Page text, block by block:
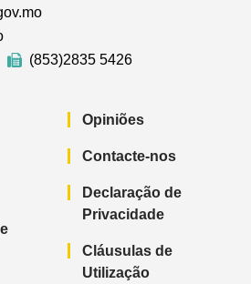
(853)2835 5426
Opiniões
Contacte-nos
Declaração de
Privacidade
Cláusulas de
Utilização